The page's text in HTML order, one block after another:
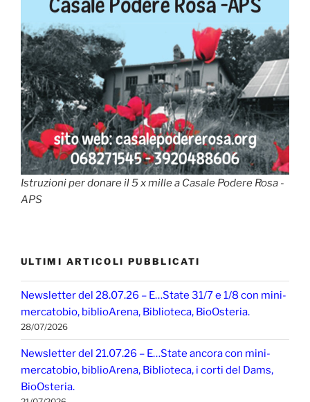
Istruzioni per donare il 5 x mille a Casale Podere Rosa -
APS
ULTIMI ARTICOLI PUBBLICATI
Newsletter del 28.07.26 – E…State 31/7 e 1/8 con mini-
mercatobio, biblioArena, Biblioteca, BioOsteria.
28/07/2026
Newsletter del 21.07.26 – E…State ancora con mini-
mercatobio, biblioArena, Biblioteca, i corti del Dams,
BioOsteria.